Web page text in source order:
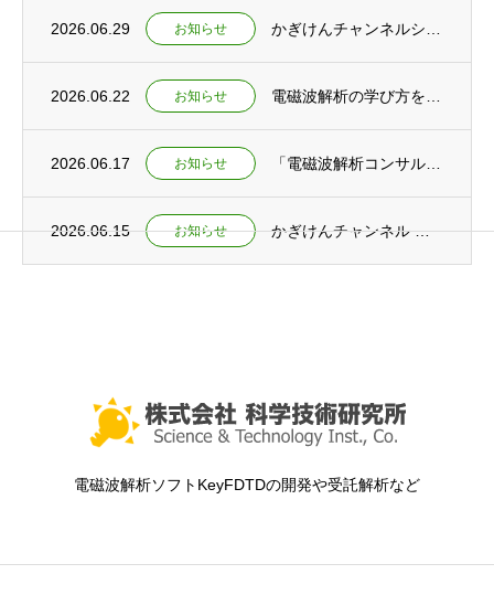
2026.06.29 お知らせ
2026.06.22 お知らせ
2026.06.17 お知らせ
2026.06.15 お知らせ かぎけんチャンネル ショート動画公開 ～「実験×数式」で初めて繋がる！ 電磁波を深く理...
電磁波解析ソフトKeyFDTDの開発や受託解析など